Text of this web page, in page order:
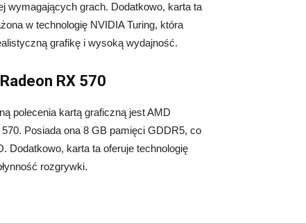
wymagających grach. Dodatkowo, karta ta
w technologię NVIDIA Turing, która
grafikę i wysoką wydajność.
RX 570
polecenia kartą graficzną jest AMD
Posiada ona 8 GB pamięci GDDR5, co
Dodatkowo, karta ta oferuje technologię
rozgrywki.